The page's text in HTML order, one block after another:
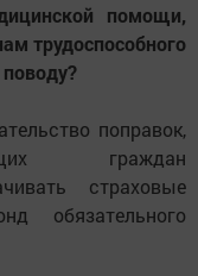
помощи,
трудоспособного
поправок,
граждан
страховые